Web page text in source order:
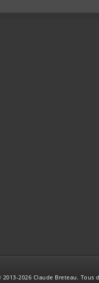
2026 Claude Breteau. Tous